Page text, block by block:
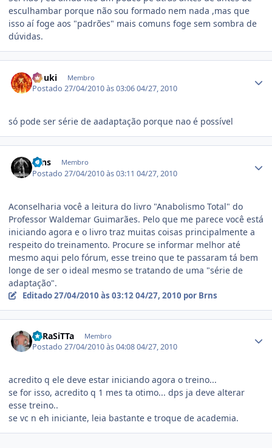
esculhambar porque não sou formado nem nada ,mas que
isso aí foge aos "padrões" mais comuns foge sem sombra de
dúvidas.
Gouki Membro
Postado27/04/2010 às 03:0604/27, 2010
só pode ser série de aadaptação porque nao é possível
Brns Membro
Postado27/04/2010 às 03:1104/27, 2010
Aconselharia você a leitura do livro "Anabolismo Total" do
Professor Waldemar Guimarães. Pelo que me parece você está
iniciando agora e o livro traz muitas coisas principalmente a
respeito do treinamento. Procure se informar melhor até
mesmo aqui pelo fórum, esse treino que te passaram tá bem
longe de ser o ideal mesmo se tratando de uma "série de
adaptação".
Editado27/04/2010 às 03:12 04/27, 2010 por Brns
PaRaSiTTa Membro
Postado27/04/2010 às 04:0804/27, 2010
acredito q ele deve estar iniciando agora o treino...
se for isso, acredito q 1 mes ta otimo... dps ja deve alterar
esse treino..
se vc n eh iniciante, leia bastante e troque de academia.